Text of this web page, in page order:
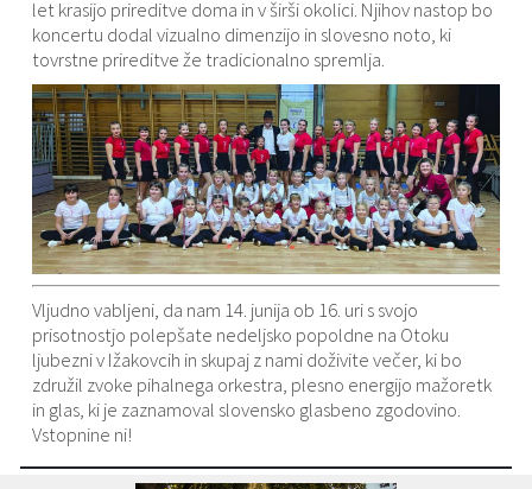
let krasijo prireditve doma in v širši okolici. Njihov nastop bo
koncertu dodal vizualno dimenzijo in slovesno noto, ki
tovrstne prireditve že tradicionalno spremlja.
Vljudno vabljeni, da nam 14. junija ob 16. uri s svojo
prisotnostjo polepšate nedeljsko popoldne na Otoku
ljubezni v Ižakovcih in skupaj z nami doživite večer, ki bo
združil zvoke pihalnega orkestra, plesno energijo mažoretk
in glas, ki je zaznamoval slovensko glasbeno zgodovino.
Vstopnine ni!